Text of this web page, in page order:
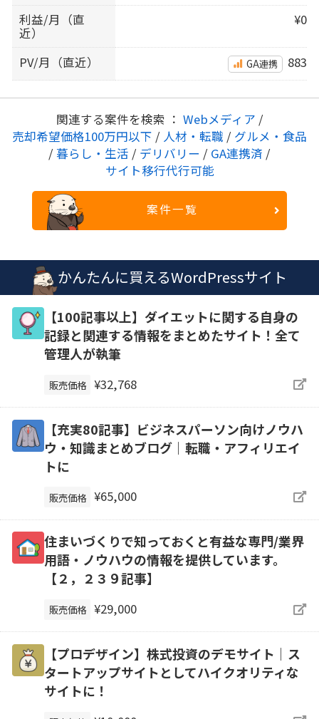
利益/月（直
近）
¥0
PV/月（直近） GA連携 883
関連する案件を検索 ： Webメディア /
売却希望価格100万円以下 / 人材・転職 / グルメ・食品
/ 暮らし・生活 / デリバリー / GA連携済 /
サイト移行代行可能
案件一覧
かんたんに買えるWordPressサイト
【100記事以上】ダイエットに関する自身の
記録と関連する情報をまとめたサイト！全て
管理人が執筆
販売価格 ¥32,768
【充実80記事】ビジネスパーソン向けノウハ
ウ・知識まとめブログ｜転職・アフィリエイ
トに
販売価格 ¥65,000
住まいづくりで知っておくと有益な専門/業界
用語・ノウハウの情報を提供しています。
【２，２３９記事】
販売価格 ¥29,000
【プロデザイン】株式投資のデモサイト｜ス
タートアップサイトとしてハイクオリティな
サイトに！